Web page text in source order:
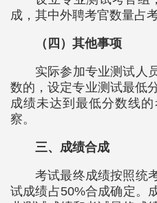
成，其中外聘考官数量占
（四）其他事项
实际参加专业测试人
数的，设定专业测试最低
成绩未达到最低分数线
察。
三、成绩合成
考试最终成绩按照统
试成绩占50%合成确定。